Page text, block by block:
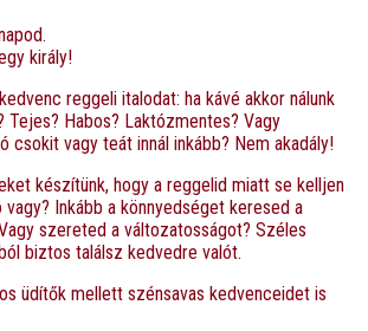
király!
reggeli italodat: ha kávé akkor nálunk
Tejes? Habos? Laktózmentes? Vagy
csokit vagy teát innál inkább? Nem akadály!
készítünk, hogy a reggelid miatt se kelljen
vagy? Inkább a könnyedséget keresed a
szereted a változatosságot? Széles
biztos találsz kedvedre valót.
üdítők mellett szénsavas kedvenceidet is